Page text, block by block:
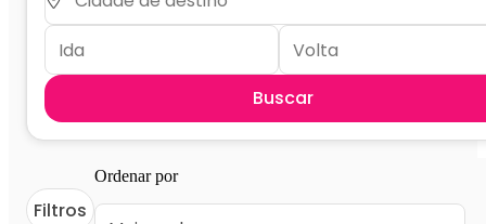
Buscar
Filtros
Ordenar por